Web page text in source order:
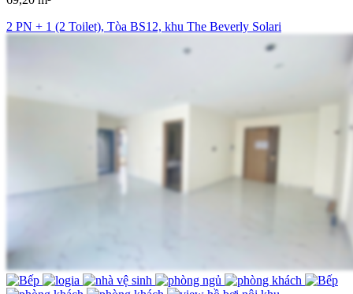
2 PN + 1 (2 Toilet), Tòa BS12, khu The Beverly Solari